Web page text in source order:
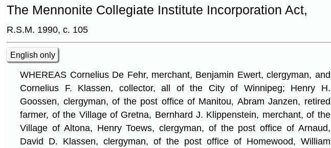
The Mennonite Collegiate Institute Incorporation Act,
R.S.M. 1990, c. 105
English only
WHEREAS Cornelius De Fehr, merchant, Benjamin Ewert, clergyman, and
Cornelius F. Klassen, collector, all of the City of Winnipeg; Henry H.
Goossen, clergyman, of the post office of Manitou, Abram Janzen, retired
farmer, of the Village of Gretna, Bernhard J. Klippenstein, merchant, of the
Village of Altona, Henry Toews, clergyman, of the post office of Arnaud,
David D. Klassen, clergyman, of the post office of Homewood, William